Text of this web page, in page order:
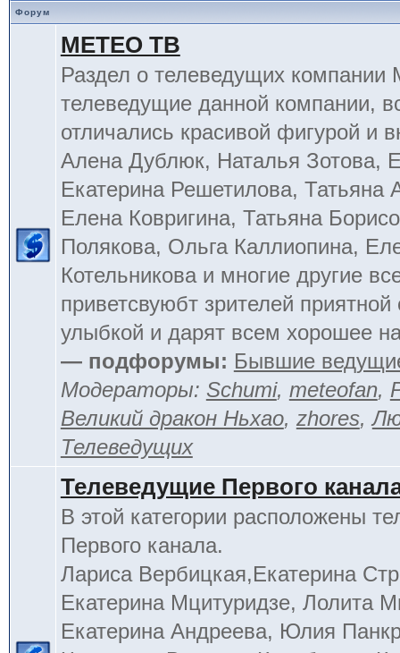
Форум
МЕТЕО ТВ
Раздел о телеведущих
телеведущие данной компании,
отличались красивой фигурой и
Алена Дублюк, Наталья Зотова,
Екатерина Решетилова, Татьяна
Елена Ковригина, Татьяна
Полякова, Ольга Каллиопина,
Котельникова и многие другие
приветсвуюбт зрителей приятной
улыбкой и дарят всем хорошее
— подфорумы: Бывшие
Модераторы: Schumi, meteofan,
Великий дракон Ньхао, zhores,
Телеведущих
Телеведущие Первого
В этой категории расположены
Первого канала.
Лариса Вербицкая,Екатерина
Екатерина Мцитуридзе, Лолита
Екатерина Андреева, Юлия